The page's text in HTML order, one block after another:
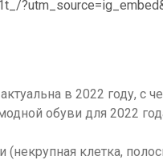
в 2022 году, с
обуви для 2022
клетка,